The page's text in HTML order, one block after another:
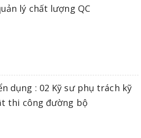
lý chất lượng QC
dụng : 02 Kỹ sư phụ trách kỹ
thi công đường bộ